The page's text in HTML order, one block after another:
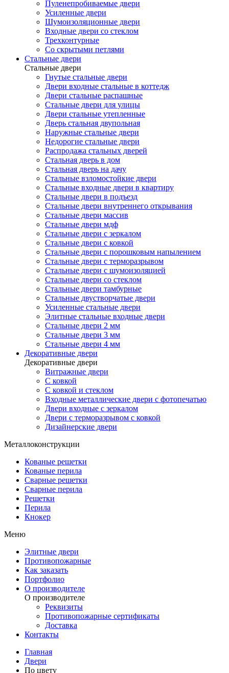
Пуленепробиваемые двери
Усиленные двери
Шумоизоляционные двери
Входные двери со стеклом
Трехконтурные
Со скрытыми петлями
Стальные двери
Стальные двери
Гнутые стальные двери
Двери входные стальные в коттедж
Двери стальные распашные
Стальные двери для улицы
Двери стальные утепленные
Дверь стальная двупольная
Наружные стальные двери
Недорогие стальные двери
Распродажа стальных дверей
Стальная дверь в дом
Стальная дверь на дачу
Стальные взломостойкие двери
Стальные входные двери в квартиру
Стальные двери в подъезд
Стальные двери внутреннего открывания
Стальные двери массив
Стальные двери мдф
Стальные двери с зеркалом
Стальные двери с ковкой
Стальные двери с порошковым напылением
Стальные двери с терморазрывом
Стальные двери с шумоизоляцией
Стальные двери со стеклом
Стальные двери тамбурные
Стальные двустворчатые двери
Усиленные стальные двери
Элитные стальные входные двери
Стальные двери 2 мм
Стальные двери 3 мм
Стальные двери 4 мм
Декоративные двери
Декоративные двери
Витражные двери
С ковкой
С ковкой и стеклом
Входные металлические двери с фотопечатью
Двери входные с зеркалом
Двери с терморазрывом с ковкой
Дизайнерские двери
Металлоконструкции
Кованые решетки
Кованые перила
Сварные решетки
Сварные перила
Решетки
Перила
Кнокер
Меню
Элитные двери
Противопожарные
Как заказать
Портфолио
О производителе
О производителе
Реквизиты
Противопожарные сертификаты
Доставка
Контакты
Главная
Двери
По цвету